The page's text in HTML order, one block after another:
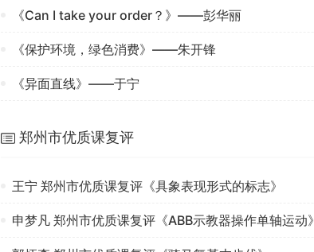
《Can I take your order？》——彭华丽
​《保护环境，绿色消费》——朱开锋
《异面直线》——于宁
郑州市优质课复评
王宁 郑州市优质课复评《具象表现形式的标志》
申梦凡 郑州市优质课复评《ABB示教器操作单轴运动》